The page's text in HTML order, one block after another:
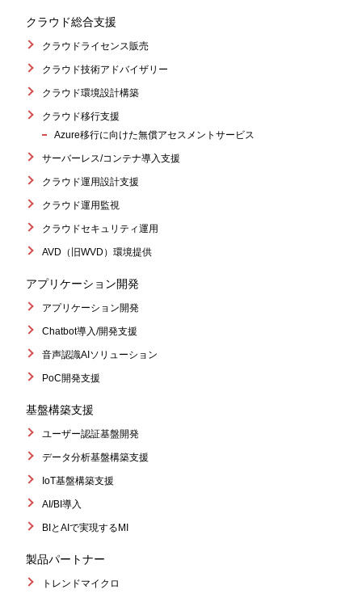
クラウド総合支援
クラウドライセンス販売
クラウド技術アドバイザリー
クラウド環境設計構築
クラウド移行支援
Azure移行に向けた無償アセスメントサービス
サーバーレス/コンテナ導入支援
クラウド運用設計支援
クラウド運用監視
クラウドセキュリティ運用
AVD（旧WVD）環境提供
アプリケーション開発
アプリケーション開発
Chatbot導入/開発支援
音声認識AIソリューション
PoC開発支援
基盤構築支援
ユーザー認証基盤開発
データ分析基盤構築支援
IoT基盤構築支援
AI/BI導入
BIとAIで実現するMI
製品パートナー
トレンドマイクロ